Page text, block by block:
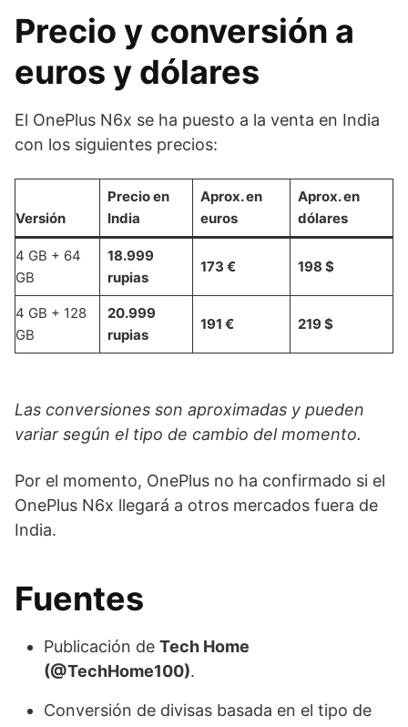
Precio y conversión a
euros y dólares
El OnePlus N6x se ha puesto a la venta en India
con los siguientes precios:
Versión
Precio en
India
Aprox. en
euros
Aprox. en
dólares
4 GB + 64
GB
18.999
rupias
173 € 198 $
4 GB + 128
GB
20.999
rupias
191 € 219 $
Las conversiones son aproximadas y pueden
variar según el tipo de cambio del momento.
Por el momento, OnePlus no ha confirmado si el
OnePlus N6x llegará a otros mercados fuera de
India.
Fuentes
Publicación de Tech Home
(@TechHome100).
Conversión de divisas basada en el tipo de